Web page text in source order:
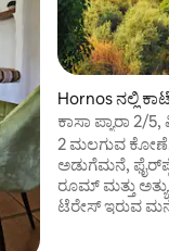
Hornos ನಲ್ಲಿ ಕಾಟೇಜ್
ಕಾಸಾ ಪ್ಯಾರಾ 2/5,
2 ಮಲಗುವ
ಅಡುಗೆಮನೆ,
ರೂಮ್ ಮತ್ತು
ಟೆರೇಸ್ ಇರುವ ಮನೆ.